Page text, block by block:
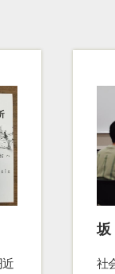
近 社